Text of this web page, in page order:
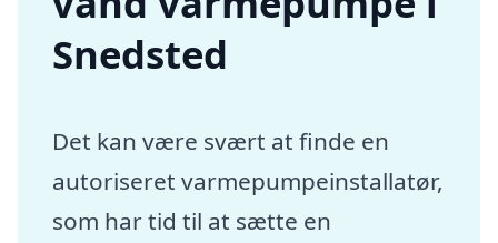
Snedsted
Det kan være svært at finde en
autoriseret varmepumpeinstallatør,
som har tid til at sætte en